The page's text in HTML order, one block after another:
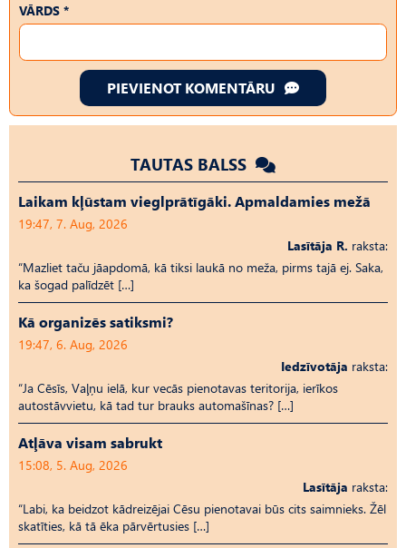
VĀRDS *
PIEVIENOT KOMENTĀRU
TAUTAS BALSS
Laikam kļūstam vieglprātīgāki. Apmaldamies mežā
19:47, 7. Aug, 2026
Lasītāja R. raksta:
“Mazliet taču jāapdomā, kā tiksi laukā no meža, pirms tajā ej. Saka,
ka šogad palīdzēt […]
Kā organizēs satiksmi?
19:47, 6. Aug, 2026
Iedzīvotāja raksta:
“Ja Cēsīs, Vaļņu ielā, kur vecās pienotavas teritorija, ierīkos
autostāvvietu, kā tad tur brauks automašīnas? […]
Atļāva visam sabrukt
15:08, 5. Aug, 2026
Lasītāja raksta:
“Labi, ka beidzot kādreizējai Cēsu pienotavai būs cits saimnieks. Žēl
skatīties, kā tā ēka pārvērtusies […]